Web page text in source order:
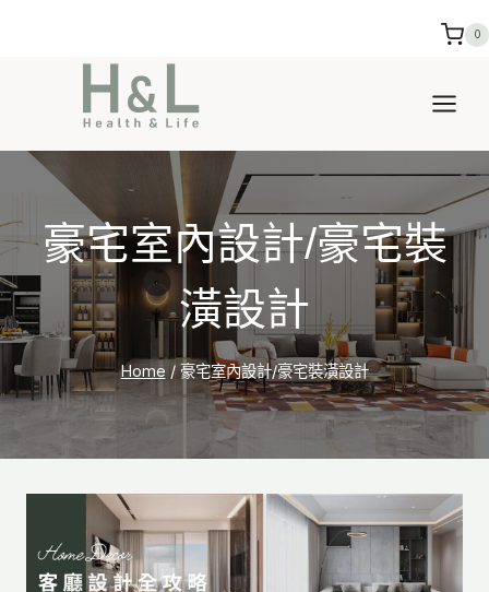
0
豪宅室內設計/豪宅裝
潢設計
Home / 豪宅室內設計/豪宅裝潢設計